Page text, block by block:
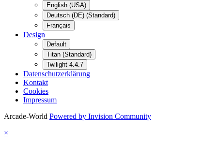
English (USA)
Deutsch (DE) (Standard)
Français
Design
Default
Titan (Standard)
Twilight 4.4.7
Datenschutzerklärung
Kontakt
Cookies
Impressum
Arcade-World Powered by Invision Community
×